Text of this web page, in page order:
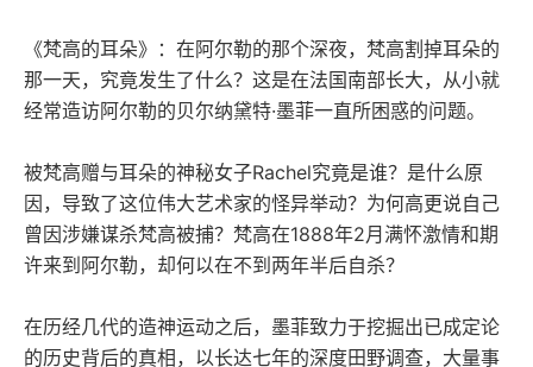
《梵高的耳朵》：在阿尔勒的那个深夜，梵高割掉耳朵的
那一天，究竟发生了什么？这是在法国南部长大，从小就
经常造访阿尔勒的贝尔纳黛特·墨菲一直所困惑的问题。
被梵高赠与耳朵的神秘女子Rachel究竟是谁？是什么原
因，导致了这位伟大艺术家的怪异举动？为何高更说自己
曾因涉嫌谋杀梵高被捕？梵高在1888年2月满怀激情和期
许来到阿尔勒，却何以在不到两年半后自杀？
在历经几代的造神运动之后，墨菲致力于挖掘出已成定论
的历史背后的真相，以长达七年的深度田野调查，大量事